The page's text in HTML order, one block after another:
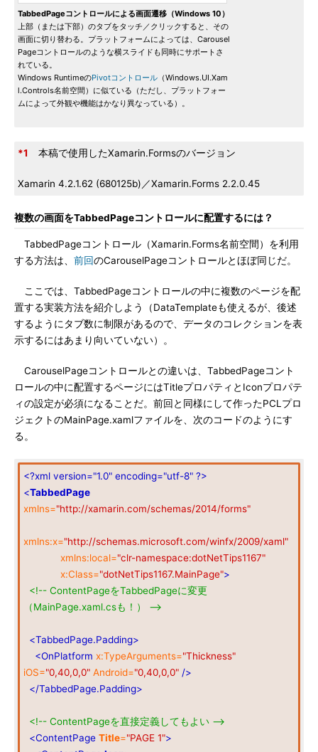
TabbedPageコントロールによる画面遷移（Windows 10）
上部（または下部）のタブをタッチ／クリックすると、その
画面に切り替わる。プラットフォームによっては、Carousel
Pageコントロールのような横スライドも同時にサポートさ
れている。
Windows RuntimeのPivotコントロール （Windows.UI.Xam
l.Controls名前空間）に似ている（ただし、プラットフォー
ムによって外観や機能はかなり異なっている）。
*1 本稿で使用したXamarin.Formsのバージョン
Xamarin 4.2.1.62 (680125b)／Xamarin.Forms 2.2.0.45
複数の画面をTabbedPageコントロールに配置するには？
TabbedPageコントロール（Xamarin.Forms名前空間）を利用
する方法は、 前回のCarouselPageコントロールとほぼ同じだ。
ここでは、TabbedPageコントロールの中に複数のページを配
置する実装方法を紹介しよう（DataTemplateも使えるが、後述
するようにタブ数に制限があるので、データのコレクションを表
示するにはあまり向いていない）。
CarouselPageコントロールとの違いは、TabbedPageコント
ロールの中に配置するページにはTitleプロパティとIconプロパテ
ィの設定が必須になることだ。前回と同様にして作ったPCLプロ
ジェクトのMainPage.xamlファイルを、次のコードのようにす
る。
<?xml version="1.0" encoding="utf-8" ?>
<TabbedPage
xmlns="http://xamarin.com/schemas/2014/forms"
xmlns:x="http://schemas.microsoft.com/winfx/2009/xaml"
xmlns:local="clr-namespace:dotNetTips1167"
x:Class="dotNetTips1167.MainPage">
<!-- ContentPageをTabbedPageに変更
（MainPage.xaml.csも！） -->
<TabbedPage.Padding>
<OnPlatform x:TypeArguments="Thickness"
iOS="0,40,0,0" Android="0,40,0,0" />
</TabbedPage.Padding>
<!-- ContentPageを直接定義してもよい -->
<ContentPage Title="PAGE 1">